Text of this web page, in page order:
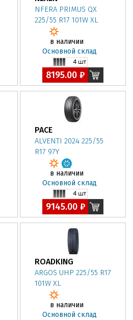
NFERA PRIMUS QX
225/55 R17 101W XL
в наличии
Основной склад
8195.00 ₽
PACE
ALVENTI 2024 225/55
R17 97Y
в наличии
Основной склад
9145.00 ₽
ROADKING
ARGOS UHP 225/55 R17
101W XL
в наличии
Основной склад